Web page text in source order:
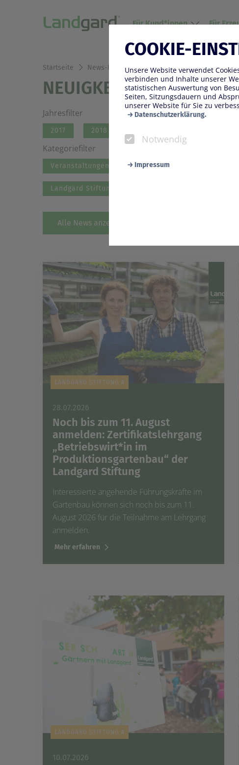
COOKIE-
Unsere Website verwendet
verbinden und Inhalte unserer
statistischen Auswertung von
Seiten, Sitzungsdauern und
unserer Website für Sie zu
Datenschutzerklärung.
Notwendig
Impressum
Diese Cookies werden zur
Seite benötigt werden. Darunter
wir Ihnen bei einem erneuten
Wir erfassen in bestimmten
bestimmter Inhalte auf unsere
Komfort
Diese Cookies helfen uns, Ihnen
Suchergebnisse, Suchbegriffe
Besuch der Seite schnell wieder
Marketing
Wir verwenden Cookies für
beispielweise Angebote
Für Kund*innen Für
Startseite News-Presse
NEUIGKEITEN
Jahresfilter
2017 2018
Kategoriefilter
Veranstaltungen Konzern
Landgard Stiftung
Alle News anzeigen
LANDGARD STIFTUNG #
28.07.2026
Noch bis zum 11. August
anmelden: Zertifikatslehrgang
„Betriebswirt*in im
Produktionsgartenbau“ der
Landgard Stiftung
Interessierte angehende Führungskräfte im
Gartenbau können sich noch bis zum 11.
August 2026 für die Teilnahme am Lehrgang
anmelden.
Mehr erfahren
LANDGARD STIFTUNG #
10.07.2026